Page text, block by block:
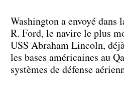
Washington a envoyé
R. Ford, le navire le plus
USS Abraham Lincoln,
les bases américaines au
systèmes de défense